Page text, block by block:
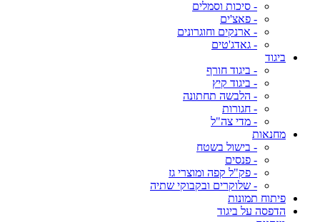
- סיכות וסמלים
- פאצ'ים
- ארנקים וחוגרונים
- גאדג'טים
ביגוד
- ביגוד חורף
- ביגוד קיץ
- הלבשה תחתונה
- חגורות
- מדי צה"ל
מחנאות
- בישול בשטח
- פנסים
- פק"ל קפה ומוצרי גז
- שלוקרים ובקבוקי שתיה
פיתוח תמונות
הדפסה על ביגוד